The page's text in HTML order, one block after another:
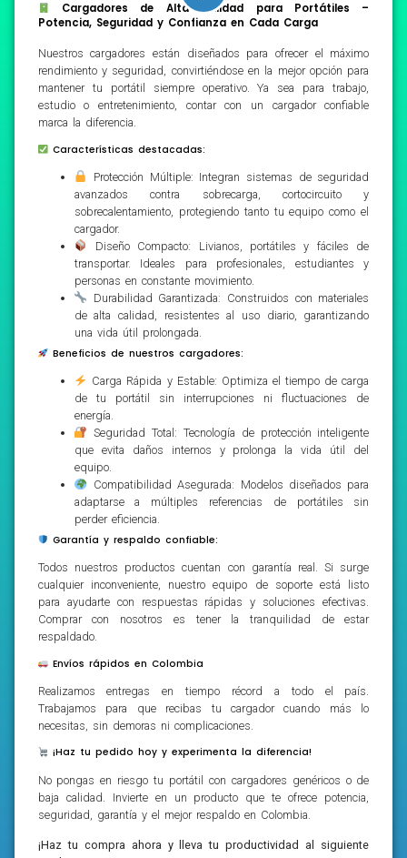
Cargadores de Alta Calidad para Portátiles –
Potencia, Seguridad y Confianza en Cada Carga
Nuestros cargadores están diseñados para ofrecer el máximo
rendimiento y seguridad, convirtiéndose en la mejor opción para
mantener tu portátil siempre operativo. Ya sea para trabajo,
estudio o entretenimiento, contar con un cargador confiable
marca la diferencia.
Características destacadas:
Protección Múltiple: Integran sistemas de seguridad
avanzados contra sobrecarga, cortocircuito y
sobrecalentamiento, protegiendo tanto tu equipo como el
cargador.
Diseño Compacto: Livianos, portátiles y fáciles de
transportar. Ideales para profesionales, estudiantes y
personas en constante movimiento.
Durabilidad Garantizada: Construidos con materiales
de alta calidad, resistentes al uso diario, garantizando
una vida útil prolongada.
Beneficios de nuestros cargadores:
Carga Rápida y Estable: Optimiza el tiempo de carga
de tu portátil sin interrupciones ni fluctuaciones de
energía.
Seguridad Total: Tecnología de protección inteligente
que evita daños internos y prolonga la vida útil del
equipo.
Compatibilidad Asegurada: Modelos diseñados para
adaptarse a múltiples referencias de portátiles sin
perder eficiencia.
Garantía y respaldo confiable:
Todos nuestros productos cuentan con garantía real. Si surge
cualquier inconveniente, nuestro equipo de soporte está listo
para ayudarte con respuestas rápidas y soluciones efectivas.
Comprar con nosotros es tener la tranquilidad de estar
respaldado.
Envíos rápidos en Colombia
Realizamos entregas en tiempo récord a todo el país.
Trabajamos para que recibas tu cargador cuando más lo
necesitas, sin demoras ni complicaciones.
¡Haz tu pedido hoy y experimenta la diferencia!
No pongas en riesgo tu portátil con cargadores genéricos o de
baja calidad. Invierte en un producto que te ofrece potencia,
seguridad, garantía y el mejor respaldo en Colombia.
¡Haz tu compra ahora y lleva tu productividad al siguiente